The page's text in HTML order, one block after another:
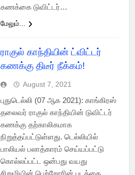
கணக்கை டுவிட்டர்…
மேலும்...
ராகுல் காந்தியின் ட்விட்டர்
கணக்கு திடீர் நீக்கம்!
August 7, 2021
புதுடெல்லி (07 ஆக 2021): காங்கிரஸ்
தலைவர் ராகுல் காந்தியின் டுவிட்டர்
கணக்கு தற்காலிகமாக
நிறுத்தப்பட்டுள்ளது. டெல்லியில்
பாலியல் பலாத்காரம் செய்யப்பட்டு
கொல்லப்பட்ட ஒன்பது வயது